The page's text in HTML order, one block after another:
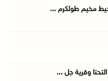
مخيم طولكرم ...
وقرية جل ...